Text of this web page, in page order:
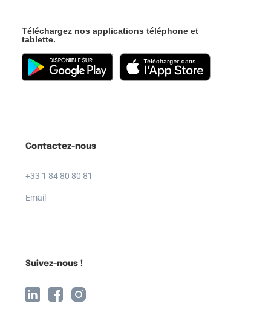
Téléchargez nos applications téléphone et
tablette.
Contactez-nous
+33 1 84 80 80 81
Email
Suivez-nous !